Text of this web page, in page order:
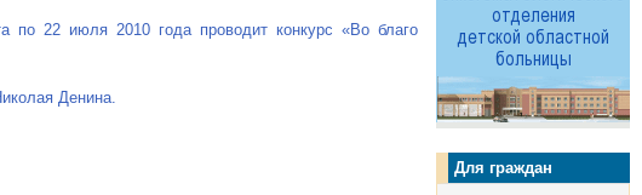
по 22 июля 2010 года проводит конкурс «Во благо
Денина.
Для граждан